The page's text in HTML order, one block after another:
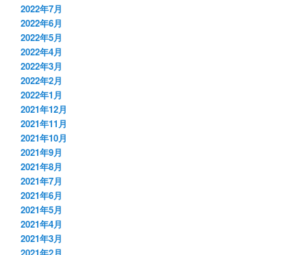
2022年7月
2022年6月
2022年5月
2022年4月
2022年3月
2022年2月
2022年1月
2021年12月
2021年11月
2021年10月
2021年9月
2021年8月
2021年7月
2021年6月
2021年5月
2021年4月
2021年3月